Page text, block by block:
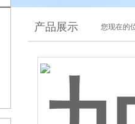
产品展示 您现在的